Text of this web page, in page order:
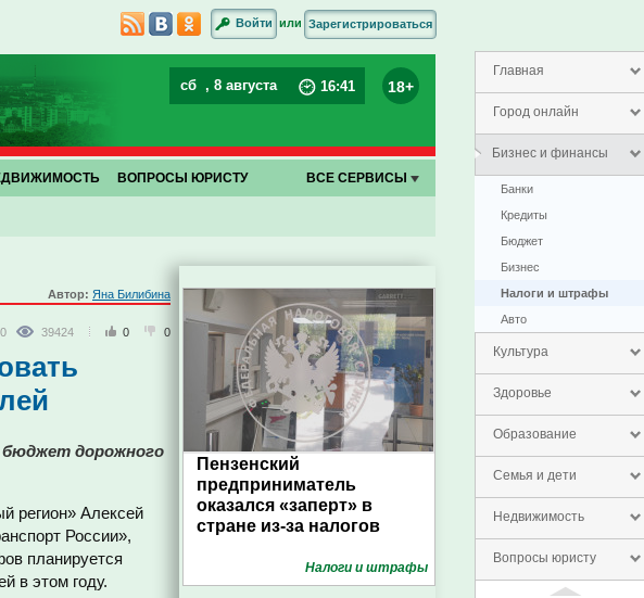
Главная
Город онлайн
Бизнес и финансы
Банки
Кредиты
Бюджет
Бизнес
Налоги и штрафы
Авто
Культура
Здоровье
Образование
Семья и дети
Недвижимость
Вопросы юристу
Войти или Зарегистрироваться
сб , 8 августа 16:41 18+
ВОПРОСЫ ЮРИСТУ ВСЕ СЕРВИСЫ
Автор: Яна Билибина
0 39424 0 0
бюджет дорожного
регион» Алексей
России»,
планируется
в этом году.
Пензенский
предприниматель
оказался «заперт» в
стране из-за налогов
Налоги и штрафы